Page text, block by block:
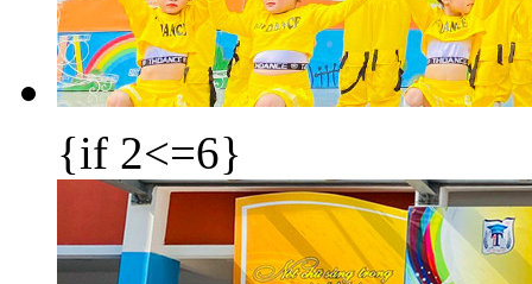
{if 2<=6}